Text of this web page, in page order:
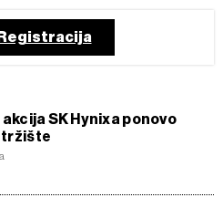
akcija SK Hynixa ponovo
tržište